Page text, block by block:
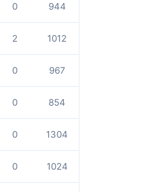
0 944
2 1012
0 967
0 854
0 1304
0 1024